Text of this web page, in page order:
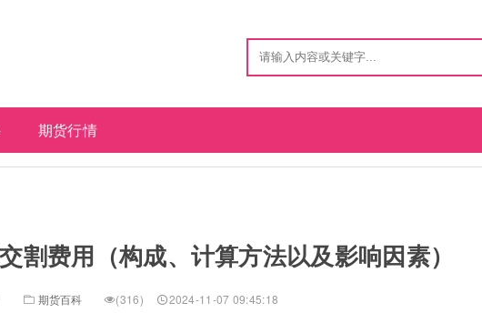
期货行情
割费用（构成、计算方法以及影响因素）
期货百科 (316) 2024-11-07 09:45:18